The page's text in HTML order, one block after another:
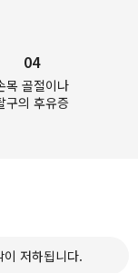
04
목 골절이나
구의 후유증
저하됩니다.